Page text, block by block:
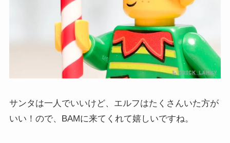
サンタは一人でいいけど、エルフはたくさんいた方が
いい！ので、BAMに来てくれて嬉しいですね。